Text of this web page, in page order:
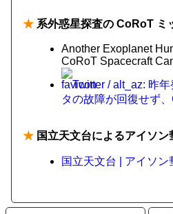
★ 系外惑星探査の CoRoT ミ
Another Exoplanet
CoRoT Spacecraft
Twitter / alt_az: 昨
タの故障が回復せず
★ 国立天文台によるアイソン
国立天文台 | アイソン